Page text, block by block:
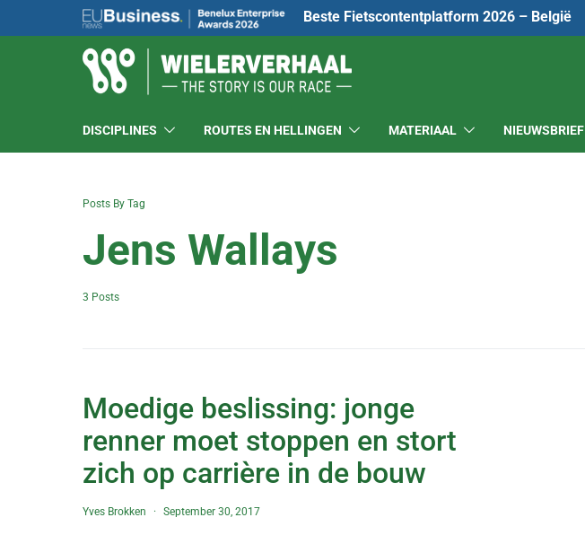
Beste Fietscontentplatform 2026 – België
DISCIPLINES ROUTES EN HELLINGEN MATERIAAL NIEUWSBRIEF
Posts By Tag
Jens Wallays
3 Posts
Moedige beslissing: jonge
renner moet stoppen en stort
zich op carrière in de bouw
Yves Brokken September 30, 2017